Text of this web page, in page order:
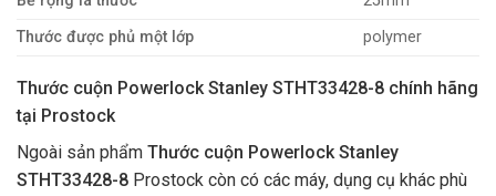
Thước được phủ một lớp
polymer
Thước cuộn Powerlock Stanley STHT33428-8 chính hãng
tại Prostock
Ngoài sản phẩm Thước cuộn Powerlock Stanley
STHT33428-8 Prostock còn có các máy, dụng cụ khác phù